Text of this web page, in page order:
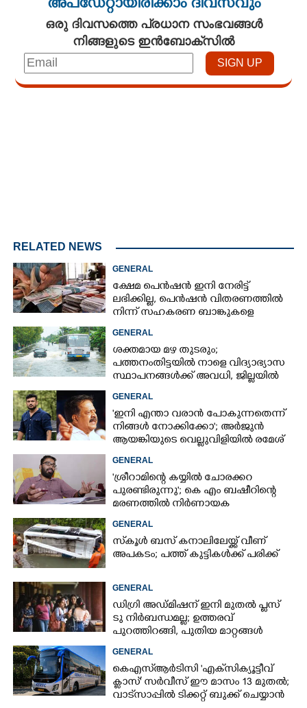
അപ്ഡേറ്റായിരിക്കാം ദിവസവും
ഒരു ദിവസത്തെ പ്രധാന സംഭവങ്ങൾ
നിങ്ങളുടെ ഇൻബോക്സിൽ
RELATED NEWS
GENERAL
ക്ഷേമ പെൻഷൻ ഇനി നേരിട്ട്
ലഭിക്കില്ല,​ പെൻഷൻ വിതരണത്തിൽ
നിന്ന് സഹകരണ ബാങ്കുകളെ
GENERAL
ശക്തമായ മഴ തുടരും;
പത്തനംതിട്ടയിൽ നാളെ വിദ്യാഭ്യാസ
സ്ഥാപനങ്ങൾക്ക് അവധി,​ ജില്ലയിൽ
GENERAL
'ഇനി എന്താ വരാൻ പോകുന്നതെന്ന്
നിങ്ങൾ നോക്കിക്കോ'; അർജുൻ
ആയങ്കിയുടെ വെല്ലുവിളിയിൽ രമേശ്
GENERAL
'ശ്രീറാമിന്റെ കയ്യിൽ ചോരക്കറ
പുരണ്ടിരുന്നു'; കെ എം ബഷീറിന്റെ
മരണത്തിൽ നിർണായക
GENERAL
സ്‌കൂൾ ബസ് കനാലിലേയ്ക്ക് വീണ്
അപകടം; പത്ത് കുട്ടികൾക്ക് പരിക്ക്
GENERAL
ഡിഗ്രി അഡ്മിഷന് ഇനി മുതൽ പ്ലസ്
ടു നിർബന്ധമല്ല; ഉത്തരവ്
പുറത്തിറങ്ങി, പുതിയ മാറ്റങ്ങൾ
GENERAL
കെഎസ്‌ആർടിസി 'എക്‌സിക്യൂട്ടീവ്
ക്ളാസ്' സർവീസ് ഈ മാസം 13 മുതൽ;
വാട്‌സാപ്പിൽ ടിക്കറ്റ് ബുക്ക് ചെയ്യാൻ